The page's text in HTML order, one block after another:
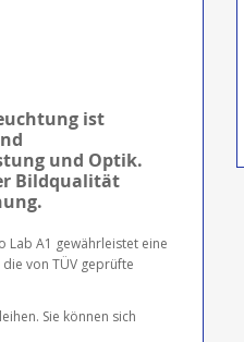
ist
und Optik.
Bildqualität
Lab A1 gewährleistet eine
von TÜV geprüfte
Sie können sich